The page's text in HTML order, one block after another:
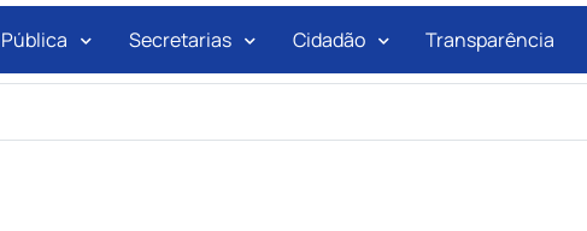
Secretarias Cidadão Transparência